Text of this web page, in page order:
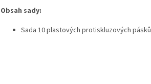
Obsah sady:
Sada 10 plastových protiskluzových